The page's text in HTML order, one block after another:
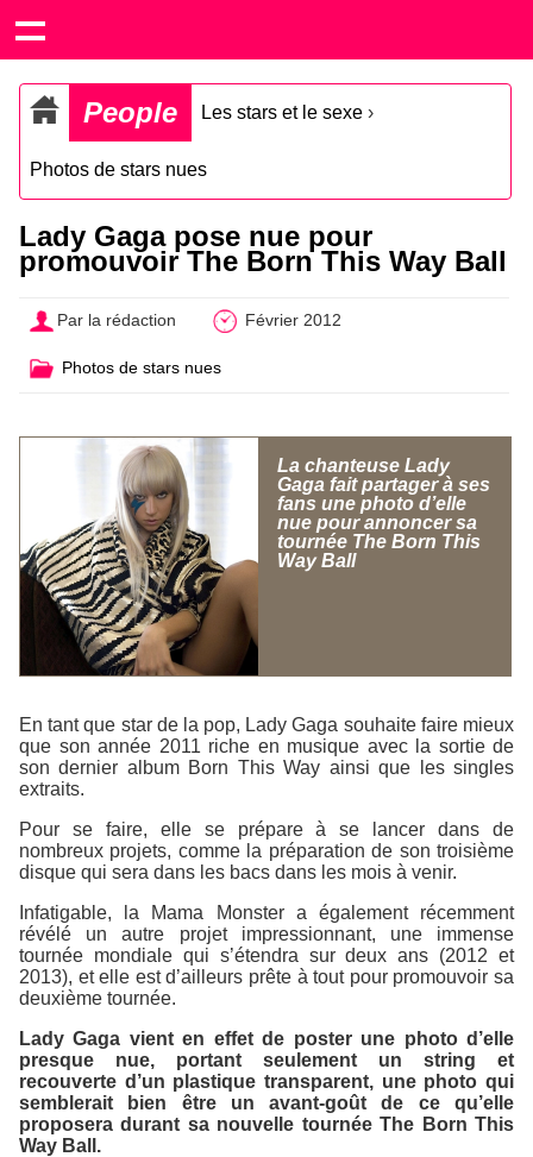
People Les stars et le sexe ›
Photos de stars nues
Lady Gaga pose nue pour
promouvoir The Born This Way Ball
Par la rédaction Février 2012
Photos de stars nues
La chanteuse Lady
Gaga fait partager à ses
fans une photo d’elle
nue pour annoncer sa
tournée The Born This
Way Ball
En tant que star de la pop, Lady Gaga souhaite faire mieux
que son année 2011 riche en musique avec la sortie de
son dernier album Born This Way ainsi que les singles
extraits.
Pour se faire, elle se prépare à se lancer dans de
nombreux projets, comme la préparation de son troisième
disque qui sera dans les bacs dans les mois à venir.
Infatigable, la Mama Monster a également récemment
révélé un autre projet impressionnant, une immense
tournée mondiale qui s’étendra sur deux ans (2012 et
2013), et elle est d’ailleurs prête à tout pour promouvoir sa
deuxième tournée.
Lady Gaga vient en effet de poster une photo d’elle
presque nue, portant seulement un string et
recouverte d’un plastique transparent, une photo qui
semblerait bien être un avant-goût de ce qu’elle
proposera durant sa nouvelle tournéeThe Born This
Way Ball .